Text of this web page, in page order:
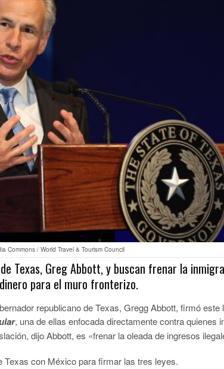
Commons / World Travel & Tourism Council
Texas, Greg Abbott, y buscan frenar la
para el muro fronterizo.
republicano de Texas, Gregg Abbott, firmó este
, una de ellas enfocada directamente contra quienes
dijo Abbott, es «frenar la oleada de ingresos
con México para firmar las tres leyes.